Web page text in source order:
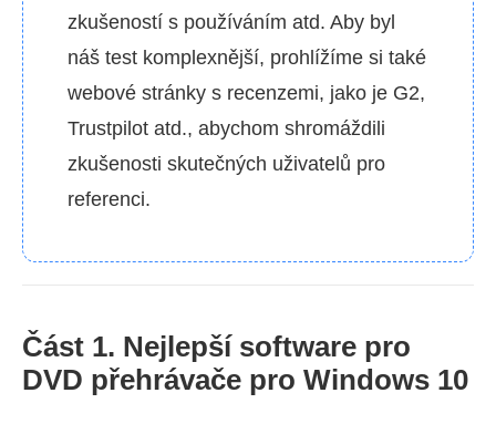
zkušeností s používáním atd. Aby byl
náš test komplexnější, prohlížíme si také
webové stránky s recenzemi, jako je G2,
Trustpilot atd., abychom shromáždili
zkušenosti skutečných uživatelů pro
referenci.
Část 1. Nejlepší software pro
DVD přehrávače pro Windows 10